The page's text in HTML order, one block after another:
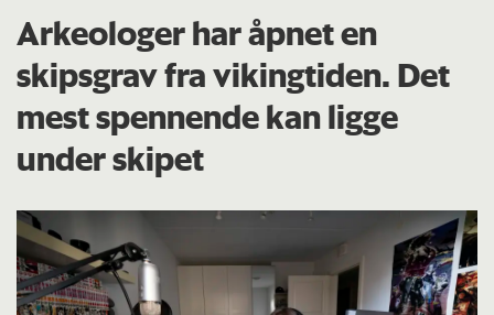
Arkeologer har åpnet en
skipsgrav fra vikingtiden. Det
mest spennende kan ligge
under skipet